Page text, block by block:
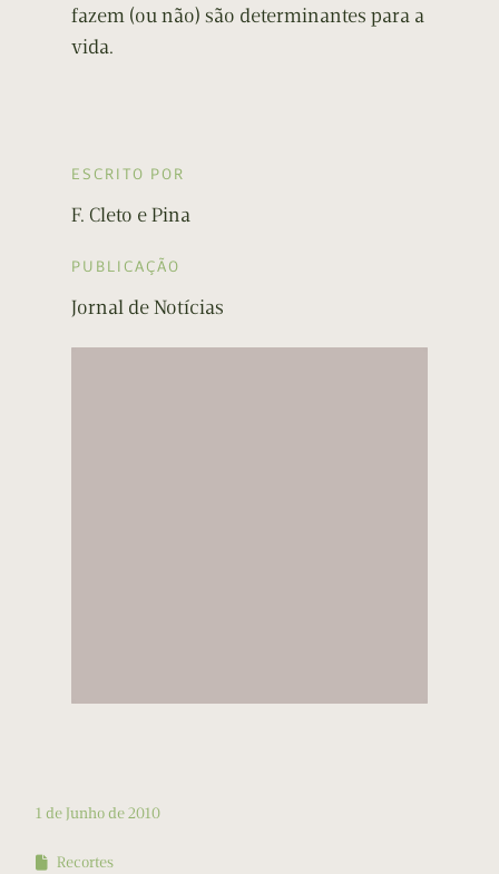
fazem (ou não) são determinantes para a
vida.
ESCRITO POR
F. Cleto e Pina
PUBLICAÇÃO
Jornal de Notícias
1 de Junho de 2010
Recortes